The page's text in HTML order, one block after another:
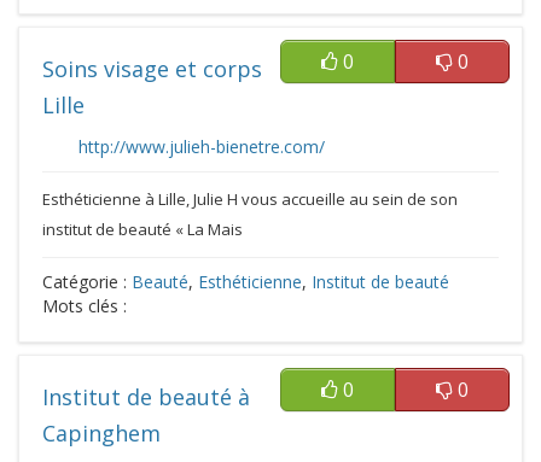
0 0
Soins visage et corps
Lille
http://www.julieh-bienetre.com/
Esthéticienne à Lille, Julie H vous accueille au sein de son
institut de beauté « La Mais
Catégorie : Beauté, Esthéticienne, Institut de beauté
Mots clés :
0 0
Institut de beauté à
Capinghem